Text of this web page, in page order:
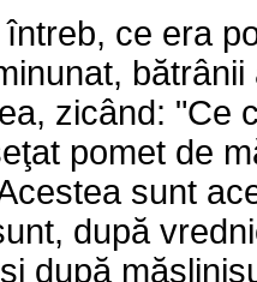
ce era
zicând: "Ce
pomet de
sunt
după
după